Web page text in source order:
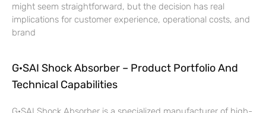
might seem straightforward, but the decision has real
implications for customer experience, operational costs, and
brand
G·SAI Shock Absorber – Product Portfolio And
Technical Capabilities